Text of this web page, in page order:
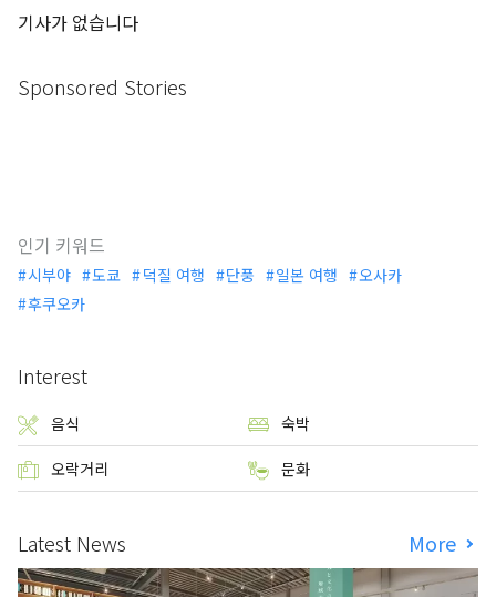
기사가 없습니다
Sponsored Stories
인기 키워드
시부야 도쿄 덕질 여행 단풍 일본 여행
오사카
후쿠오카
Interest
음식 숙박
오락거리 문화
Latest News More